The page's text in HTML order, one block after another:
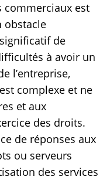
commerciaux est
obstacle
de
à avoir un
l’entreprise,
complexe et ne
et aux
des droits.
de réponses aux
ou serveurs
des services